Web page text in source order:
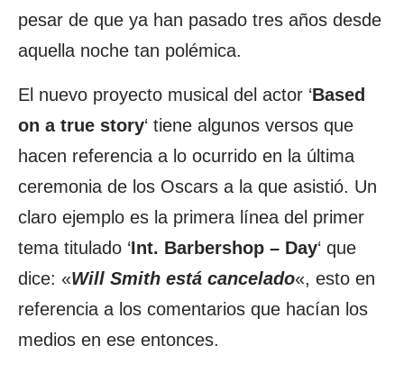
pesar de que ya han pasado tres años desde
aquella noche tan polémica.
El nuevo proyecto musical del actor ‘Based
on a true story‘ tiene algunos versos que
hacen referencia a lo ocurrido en la última
ceremonia de los Oscars a la que asistió. Un
claro ejemplo es la primera línea del primer
tema titulado ‘Int. Barbershop – Day‘ que
dice: «Will Smith está cancelado«, esto en
referencia a los comentarios que hacían los
medios en ese entonces.